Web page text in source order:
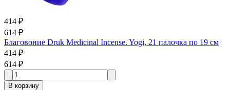
414 ₽
614 ₽
Благовоние Druk Medicinal Incense. Yogi, 21 палочка по 19 см
414 ₽
614 ₽
В корзину